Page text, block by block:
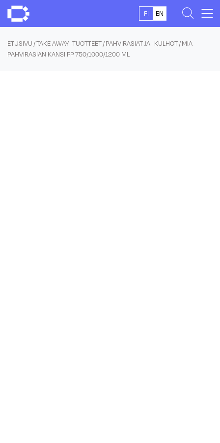
Skip
content
FI EN
ETUSIVU /TAKE AWAY -TUOTTEET/PAHVIRASIAT JA -KULHOT/ MIA
PAHVIRASIAN KANSI PP 750/1000/1200 ML